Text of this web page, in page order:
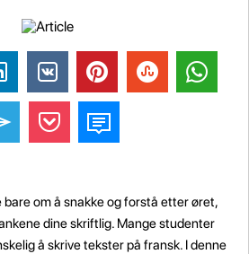
om å snakke og forstå etter øret,
dine skriftlig. Mange studenter
å skrive tekster på fransk. I denne